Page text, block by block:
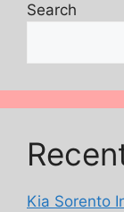
Search
Kia Sorento